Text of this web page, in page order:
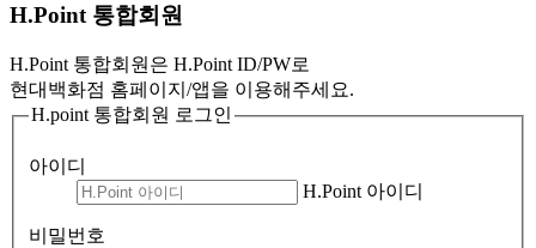
H.Point 통합회원
H.Point 통합회원은 H.Point ID/PW로
현대백화점 홈페이지/앱을 이용해주세요.
H.point 통합회원 로그인
아이디
H.Point 아이디
비밀번호